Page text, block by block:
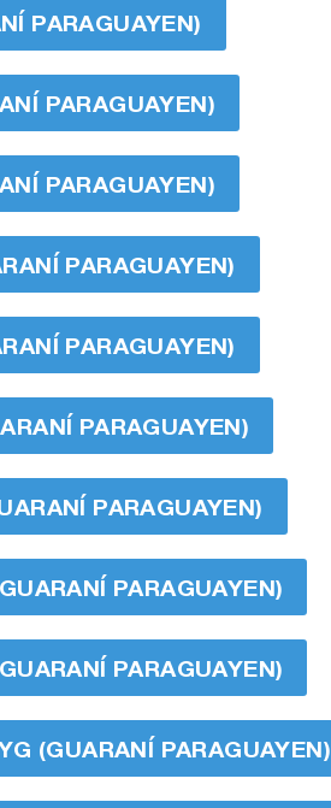
PARAGUAYEN)
PARAGUAYEN)
PARAGUAYEN)
PARAGUAYEN)
PARAGUAYEN)
PARAGUAYEN)
PARAGUAYEN)
PARAGUAYEN)
PARAGUAYEN)
(GUARANÍ PARAGUAYEN)